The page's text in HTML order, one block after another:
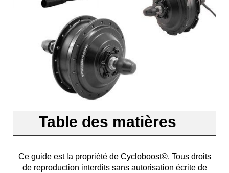
Table des matières
Ce guide est la propriété de Cycloboost©. Tous droits
de reproduction interdits sans autorisation écrite de